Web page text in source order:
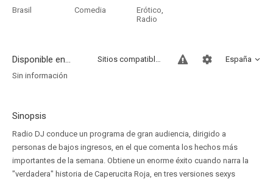
Brasil Comedia Erótico,
Radio
Disponible en... España
Sitios compatibles
Sin información
Sinopsis
Radio DJ conduce un programa de gran audiencia, dirigido a
personas de bajos ingresos, en el que comenta los hechos más
importantes de la semana. Obtiene un enorme éxito cuando narra la
"verdadera" historia de Caperucita Roja, en tres versiones sexys